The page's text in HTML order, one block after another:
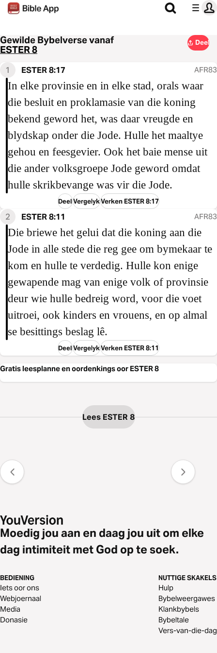
Gewilde Bybelverse vanaf
ESTER 8
Deel
1 ESTER 8:17 AFR83
In elke provinsie en in elke stad, orals waar
die besluit en proklamasie van die koning
bekend geword het, was daar vreugde en
blydskap onder die Jode. Hulle het maaltye
gehou en feesgevier. Ook het baie mense uit
die ander volksgroepe Jode geword omdat
hulle skrikbevange was vir die Jode.
DeelVergelykVerken ESTER 8:17
2 ESTER 8:11 AFR83
Die briewe het gelui dat die koning aan die
Jode in alle stede die reg gee om bymekaar te
kom en hulle te verdedig. Hulle kon enige
gewapende mag van enige volk of provinsie
deur wie hulle bedreig word, voor die voet
uitroei, ook kinders en vrouens, en op almal
se besittings beslag lê.
DeelVergelykVerken ESTER 8:11
Gratis leesplanne en oordenkings oor ESTER 8
Lees ESTER 8
Moedig jou aan en daag jou uit om elke
dag intimiteit met God op te soek.
BEDIENING
Iets oor ons
Webjoernaal
Media
Donasie
NUTTIGE SKAKELS
Hulp
Bybelweergawes
Klankbybels
Bybeltale
Vers-van-die-dag